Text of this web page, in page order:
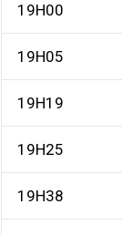
19H00
19H05
19H19
19H25
19H38